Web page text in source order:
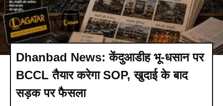
Dhanbad News: केंदुआडीह भू-धसान पर
BCCL तैयार करेगा SOP, खुदाई के बाद
सड़क पर फैसला